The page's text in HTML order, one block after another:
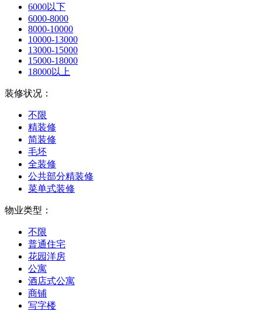
6000以下
6000-8000
8000-10000
10000-13000
13000-15000
15000-18000
18000以上
装修状况：
不限
精装修
简装修
毛坯
全装修
公共部分精装修
菜单式装修
物业类型：
不限
普通住宅
花园洋房
公寓
酒店式公寓
商铺
写字楼